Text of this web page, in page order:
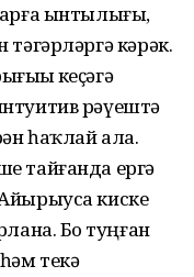
ынтылығыҙ,
кәрәк.
кеҫәгә
рәүештә
һаҡлай ала.
тайғанда ергә
киске
Боҙ туңған
текә